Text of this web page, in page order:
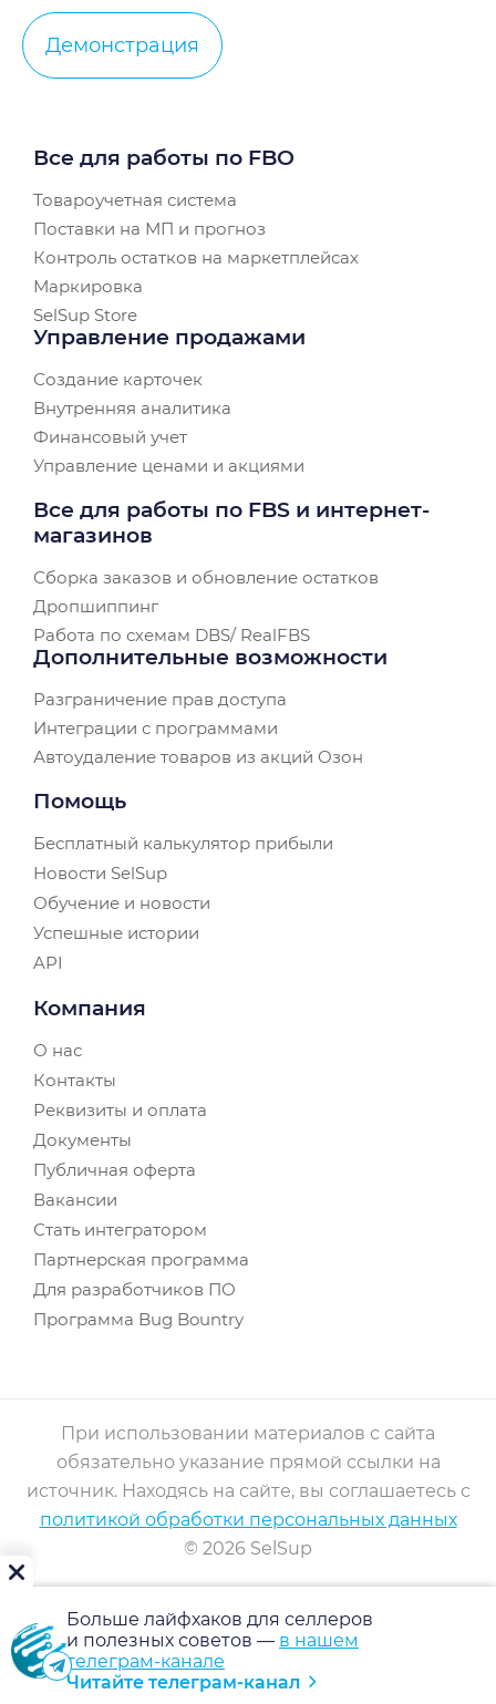
Демонстрация
Все для работы по FBO
Товароучетная система
Поставки на МП и прогноз
Контроль остатков на маркетплейсах
Маркировка
SelSup Store
Управление продажами
Создание карточек
Внутренняя аналитика
Финансовый учет
Управление ценами и акциями
Все для работы по FBS и интернет-
магазинов
Сборка заказов и обновление остатков
Дропшиппинг
Работа по схемам DBS/ RealFBS
Дополнительные возможности
Разграничение прав доступа
Интеграции с программами
Автоудаление товаров из акций Озон
Помощь
Бесплатный калькулятор прибыли
Новости SelSup
Обучение и новости
Успешные истории
API
Компания
О нас
Контакты
Реквизиты и оплата
Документы
Публичная оферта
Вакансии
Стать интегратором
Партнерская программа
Для разработчиков ПО
Программа Bug Bountry
При использовании материалов с сайта
обязательно указание прямой ссылки на
источник. Находясь на сайте, вы соглашаетесь с
политикой обработки персональных данных
© 2026 SelSup
Больше лайфхаков для селлеров
и полезных советов — в нашем
телеграм-канале
Читайте телеграм-канал